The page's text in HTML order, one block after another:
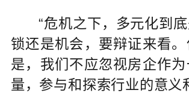
“危机之下，多元化到
锁还是机会，要辩证来看
是，我们不应忽视房企作
量，参与和探索行业的意义